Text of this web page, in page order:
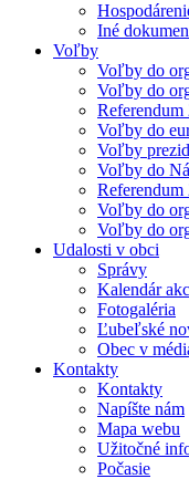
Iné
Voľby
Voľby do
Voľby do
Referendum
Voľby do
Voľby
Voľby do
Referendum
Voľby do
Voľby do
Udalosti v obci
Správy
Kalendár
Fotogaléria
Ľubeľské
Obec v
Kontakty
Kontakty
Napíšte nám
Mapa webu
Užitočné
Počasie